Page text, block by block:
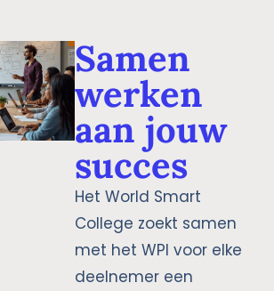
Samen
werken
aan jouw
succes
Het World Smart
College zoekt samen
met het WPI voor elke
deelnemer een